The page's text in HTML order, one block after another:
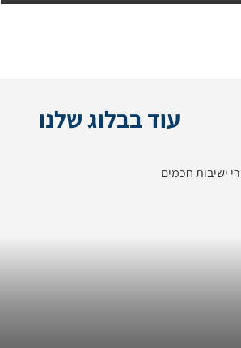
עוד בבלוג שלנו